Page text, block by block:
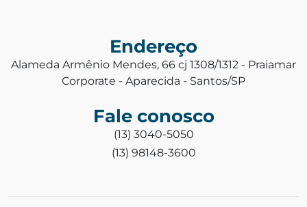
Endereço
Alameda Armênio Mendes, 66 cj 1308/1312 - Praiamar
Corporate - Aparecida - Santos/SP
Fale conosco
(13) 3040-5050
(13) 98148-3600